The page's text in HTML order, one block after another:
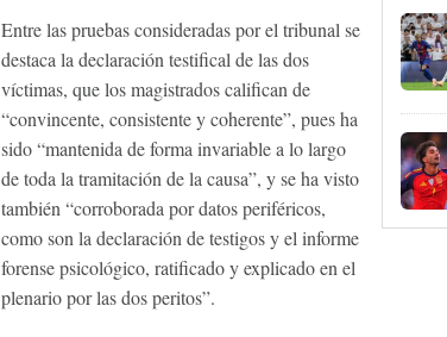
Entre las pruebas consideradas por el tribunal se
destaca la declaración testifical de las dos
víctimas, que los magistrados califican de
“convincente, consistente y coherente”, pues ha
sido “mantenida de forma invariable a lo largo
de toda la tramitación de la causa”, y se ha visto
también “corroborada por datos periféricos,
como son la declaración de testigos y el informe
forense psicológico, ratificado y explicado en el
plenario por las dos peritos”.